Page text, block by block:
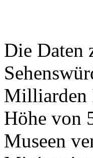
Die Daten
Milliarden
Höhe von
Museen